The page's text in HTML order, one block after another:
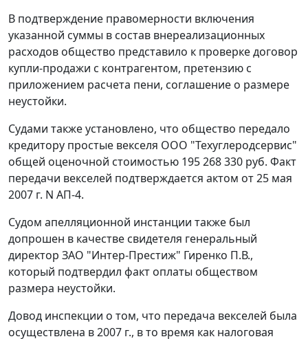
В подтверждение правомерности включения
указанной суммы в состав внереализационных
расходов общество представило к проверке договор
купли-продажи с контрагентом, претензию с
приложением расчета пени, соглашение о размере
неустойки.
Судами также установлено, что общество передало
кредитору простые векселя ООО "Техуглеродсервис"
общей оценочной стоимостью 195 268 330 руб. Факт
передачи векселей подтверждается актом от 25 мая
2007 г. N АП-4.
Судом апелляционной инстанции также был
допрошен в качестве свидетеля генеральный
директор ЗАО "Интер-Престиж" Гиренко П.В.,
который подтвердил факт оплаты обществом
размера неустойки.
Довод инспекции о том, что передача векселей была
осуществлена в 2007 г., в то время как налоговая